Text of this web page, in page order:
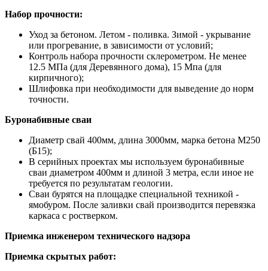
Набор прочности:
Уход за бетоном. Летом - поливка. Зимой - укрывание
или прогревание, в зависимости от условий;
Контроль набора прочности склерометром. Не менее
12.5 МПа (для Деревянного дома), 15 Мпа (для
кирпичного);
Шлифовка при необходимости для выведение до норм
точности.
Буронабивные сваи
Диаметр свай 400мм, длина 3000мм, марка бетона М250
(Б15);
В серийных проектах мы используем буронабивные
сваи диаметром 400мм и длиной 3 метра, если иное не
требуется по результатам геологии.
Сваи бурятся на площадке специальной техникой -
ямобуром. После заливки свай производится перевязка
каркаса с ростверком.
Приемка инженером технического надзора
Приемка скрытых работ: